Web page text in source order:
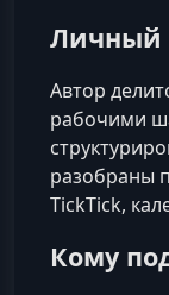
Личный
Автор
рабочими
разобраны
TickTick,
Кому